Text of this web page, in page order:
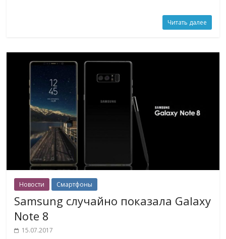
Читать далее
Новости Смартфоны
Samsung случайно показала Galaxy
Note 8
15.07.2017